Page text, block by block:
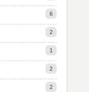
6
2
1
2
2